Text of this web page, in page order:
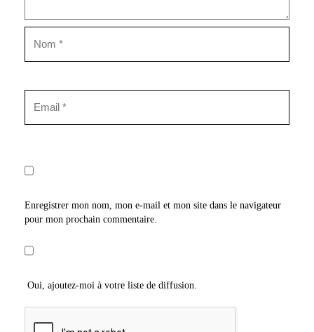
Enregistrer mon nom, mon e-mail et mon site dans le navigateur
pour mon prochain commentaire.
Oui, ajoutez-moi à votre liste de diffusion.